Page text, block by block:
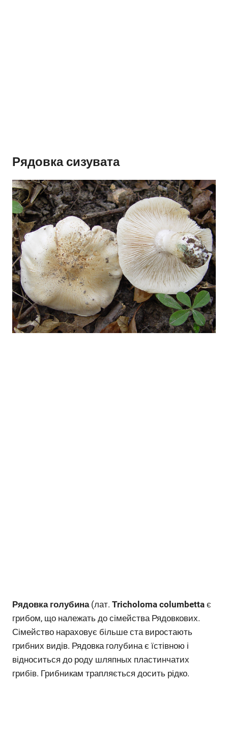
Рядовка сизувата
Рядовка голубина(лат. Tricholoma columbetta є
грибом, що належать до сімейства Рядовкових.
Сімейство нараховує більше ста виростають
грибних видів. Рядовка голубина є їстівною і
відноситься до роду шляпных пластинчатих
грибів. Грибникам трапляється досить рідко.